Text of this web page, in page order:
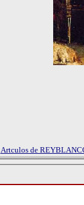
Artculos de